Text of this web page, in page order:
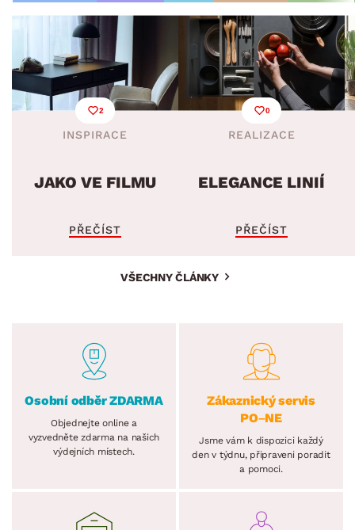
2
INSPIRACE
JAKO VE FILMU
PŘEČÍST
0
REALIZACE
ELEGANCE LINIÍ
PŘEČÍST
VŠECHNY ČLÁNKY
Osobní odběr ZDARMA
Objednejte online a
vyzvedněte zdarma na našich
výdejních místech.
Zákaznický servis
PO–NE
Jsme vám k dispozici každý
den v týdnu, připraveni poradit
a pomoci.